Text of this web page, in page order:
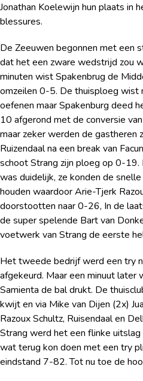
Jonathan Koelewijn hun plaats in
blessures.
De Zeeuwen begonnen met een
dat het een zware wedstrijd zou
minuten wist Spakenbrug de
omzeilen 0-5. De thuisploeg wist
oefenen maar Spakenburg deed
10 afgerond met de conversie
maar zeker werden de gastheren
Ruizendaal na een break van
schoot Strang zijn ploeg op 0-
was duidelijk, ze konden de
houden waardoor Arie-Tjerk
doorstootten naar 0-26, In de
de super spelende Bart van
voetwerk van Strang de eerste
Het tweede bedrijf werd een try
afgekeurd. Maar een minuut
Samienta de bal drukt. De
kwijt en via Mike van Dijen (2x)
Razoux Schultz, Ruisendaal en
Strang werd het een flinke
wat terug kon doen met een try
eindstand 7-82. Tot nu toe de